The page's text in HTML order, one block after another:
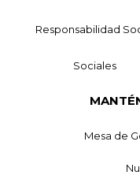
Responsabilidad
Sociales
Mesa de